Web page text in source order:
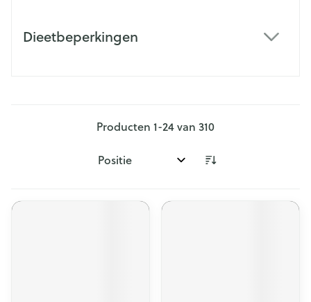
Dieetbeperkingen
Producten 1-24van 310
Sorteer op: